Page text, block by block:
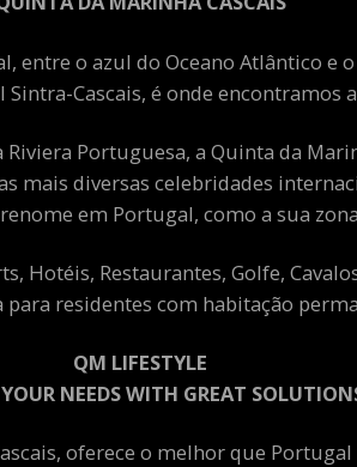
entre o azul do Oceano Atlântico e
Cascais, é onde encontramos
Portuguesa, a Quinta da
mais diversas celebridades
em Portugal, como a sua
Hotéis, Restaurantes, Golfe,
residentes com habitação
QM LIFESTYLE
NEEDS WITH GREAT
oferece o melhor que